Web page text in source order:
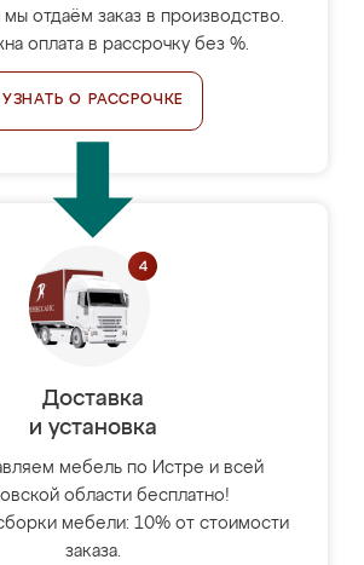
мы отдаём заказ в производство.
оплата в рассрочку без %.
УЗНАТЬ О РАССРОЧКЕ
Доставка
и установка
мебель по Истре и всей
области бесплатно!
мебели: 10% от стоимости
заказа.